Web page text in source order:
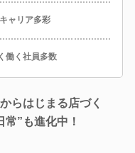
ャリア多彩
働く社員多数
らはじまる店づく
”も進化中！